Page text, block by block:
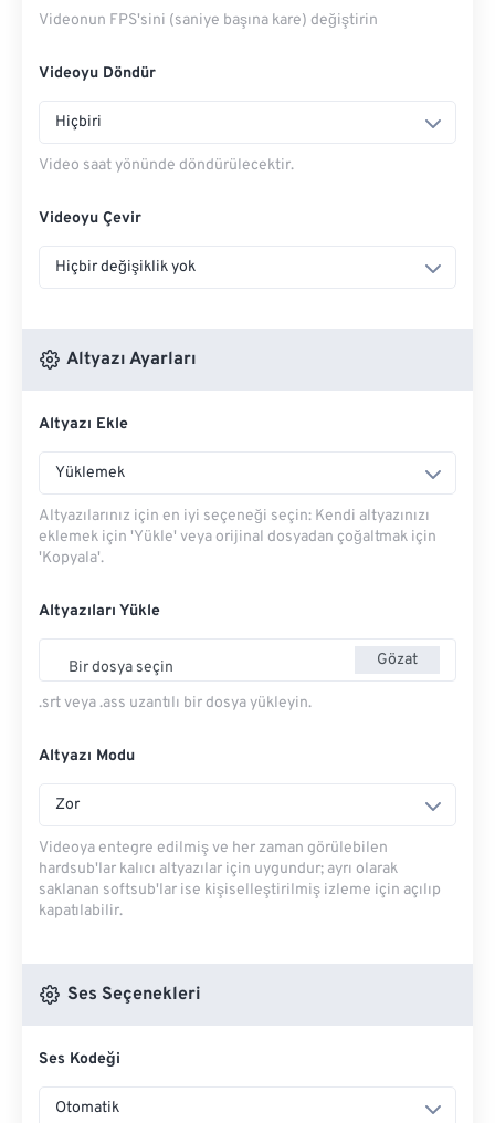
Videonun FPS'sini (saniye başına kare) değiştirin
Videoyu Döndür
Hiçbiri
Video saat yönünde döndürülecektir.
Videoyu Çevir
Hiçbir değişiklik yok
Altyazı Ayarları
Altyazı Ekle
Yüklemek
Altyazılarınız için en iyi seçeneği seçin: Kendi altyazınızı
eklemek için 'Yükle' veya orijinal dosyadan çoğaltmak için
'Kopyala'.
Altyazıları Yükle
Bir dosya seçin Gözat
.srt veya .ass uzantılı bir dosya yükleyin.
Altyazı Modu
Zor
Videoya entegre edilmiş ve her zaman görülebilen
hardsub'lar kalıcı altyazılar için uygundur; ayrı olarak
saklanan softsub'lar ise kişiselleştirilmiş izleme için açılıp
kapatılabilir.
Ses Seçenekleri
Ses Kodeği
Otomatik